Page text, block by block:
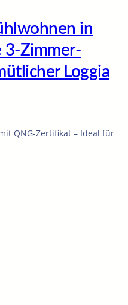
in
3-Zimmer-
Loggia
QNG-Zertifikat – Ideal für